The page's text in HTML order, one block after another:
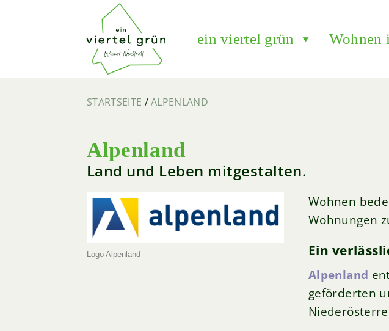
ein viertel grün Wohnen
STARTSEITE /ALPENLAND
Alpenland
Land und Leben mitgestalten.
Logo Alpenland
Wohnen
Wohnungen
Ein
Alpenland
geförderten